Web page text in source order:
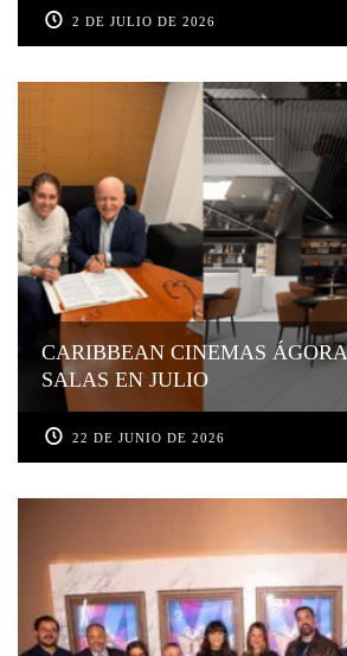
2 DE JULIO DE 2026
CARIBBEAN CINEMAS
SALAS EN JULIO
22 DE JUNIO DE 2026